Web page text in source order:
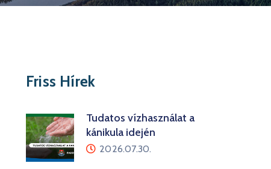
Friss Hírek
Tudatos vízhasználat a
kánikula idején
2026.07.30.